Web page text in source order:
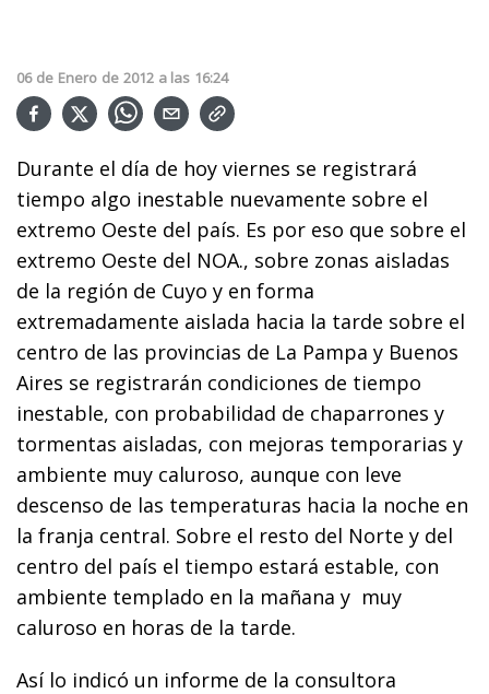
06 de Enero de 2012 a las 16:24
Durante el día de hoy viernes se registrará
tiempo algo inestable nuevamente sobre el
extremo Oeste del país. Es por eso que sobre el
extremo Oeste del NOA., sobre zonas aisladas
de la región de Cuyo y en forma
extremadamente aislada hacia la tarde sobre el
centro de las provincias de La Pampa y Buenos
Aires se registrarán condiciones de tiempo
inestable, con probabilidad de chaparrones y
tormentas aisladas, con mejoras temporarias y
ambiente muy caluroso, aunque con leve
descenso de las temperaturas hacia la noche en
la franja central. Sobre el resto del Norte y del
centro del país el tiempo estará estable, con
ambiente templado en la mañana y muy
caluroso en horas de la tarde.
Así lo indicó un informe de la consultora